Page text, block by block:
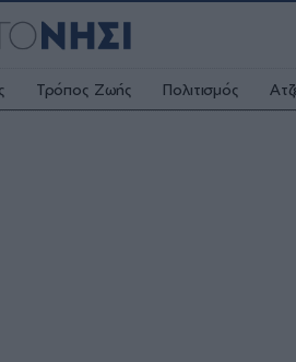
Τρόπος Ζωής Πολιτισμός